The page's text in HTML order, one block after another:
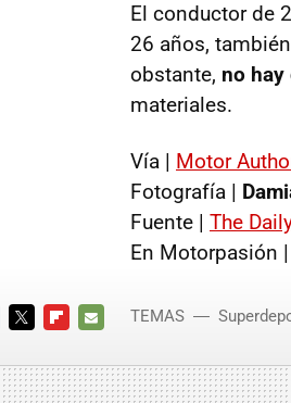
El conductor de
26 años,
obstante, no hay
materiales.
Vía | Motor
Fotografía |
Fuente | The
En Motorpasión |
MAIL
TEMAS